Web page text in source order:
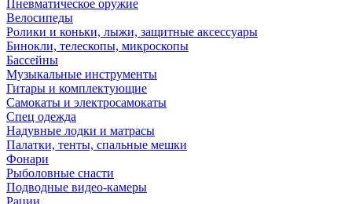
Пневматическое оружие
Велосипеды
Ролики и коньки, лыжи, защитные аксессуары
Бинокли, телескопы, микроскопы
Бассейны
Музыкальные инструменты
Гитары и комплектующие
Самокаты и электросамокаты
Спец одежда
Надувные лодки и матрасы
Палатки, тенты, спальные мешки
Фонари
Рыболовные снасти
Подводные видео-камеры
Рации